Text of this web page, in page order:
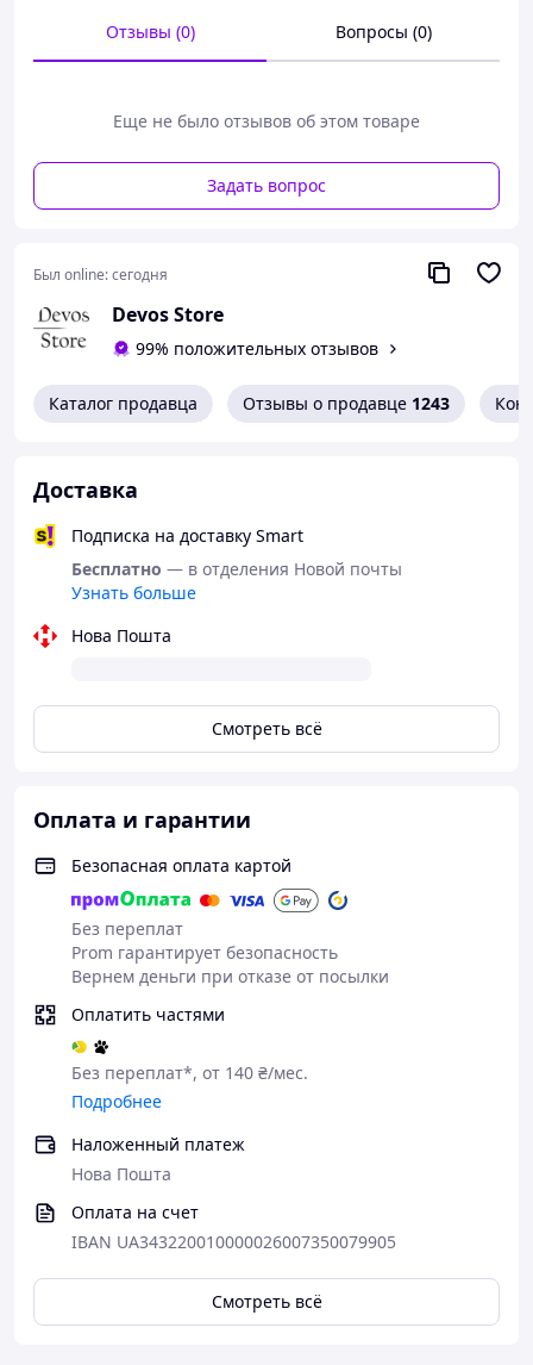
Она сочетает функции заточки и полировки, позволяя
быстро и легко восстановить остроту ножей. Благодаря
компактному и эргономичному дизайну устройство
идеально подходит для домашнего использования.
Оптимальные направляющие угла обеспечивают
система гарантирует безупречный результат.
последующая полировка ножей
Быстрое восстановление остроты за считанные
секунды
Оптимальный угол заточки для разных типов
ножей
Простота использования даже для новичков
Нескользящие ножки с присосками для
устойчивости и безопасности
Компактные размеры и эргономичный дизайн
Легкость ухода и простая очистка
Универсальность: подходит для кухонных,
Экономия времени и денег: все функции
объединены в одном устройстве
Долговечность и надежность в использовании
Отзывы (0) Вопросы (0)
Еще не было отзывов об этом товаре
Задать вопрос
Был online:сегодня
Devos Store
99% положительных отзывов
Каталог продавца Отзывы о продавце 1243
Доставка
Подписка на доставку Smart
Бесплатно — в отделения Новой почты
Узнать больше
Нова Пошта
Смотреть всё
Оплата и гарантии
Безопасная оплата картой
Без переплат
Prom гарантирует безопасность
Вернем деньги при отказе от посылки
Оплатить частями
Без переплат*, от 140 ₴/мес.
Подробнее
Наложенный платеж
Нова Пошта
Оплата на счет
IBAN UA343220010000026007350079905
Смотреть всё